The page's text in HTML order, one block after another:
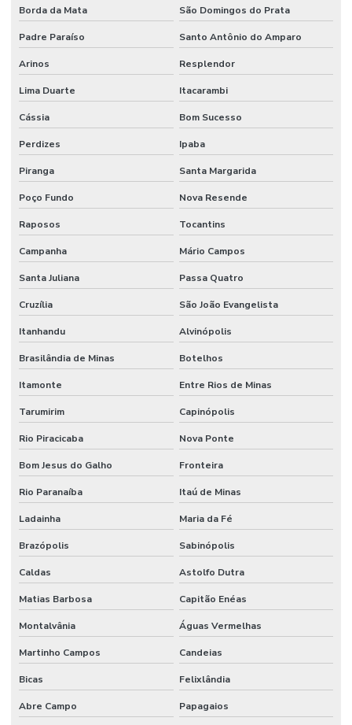
Retrofit de equipamentos industriais
Retrofit de instalações
Serviço Completo De Limpeza Corporativa
Serviço De Conservação
Serviço De Limpeza De Escritórios
Serviço De Limpeza Regular E Programada
Serviço De Manutenção Predial Completo
Serviço De Manutenção Preditiva
Serviço De Manutenção Preventiva Para Máquinas
Serviço De Pintura Em Edificações
Serviço especializado de elétrica
Serviço Especializado Em Manutenção Preventiva
Serviço especializado de engenharia
Serviço de facilities industrial
Serviço de infraestrutura
Serviço de manutenção
Serviço de manutenção industrial
Serviço de montagem industrial
Serviços De Impermeabilização Predial
Serviços De Manutenção Predial De Qualidade
Serviços De Manutenção Preventiva
Borda da Mata São Domingos do Prata
Padre Paraíso Santo Antônio do Amparo
Arinos Resplendor
Lima Duarte Itacarambi
Cássia Bom Sucesso
Perdizes Ipaba
Piranga Santa Margarida
Poço Fundo Nova Resende
Raposos Tocantins
Campanha Mário Campos
Santa Juliana Passa Quatro
Cruzília São João Evangelista
Itanhandu Alvinópolis
Brasilândia de Minas Botelhos
Itamonte Entre Rios de Minas
Tarumirim Capinópolis
Rio Piracicaba Nova Ponte
Bom Jesus do Galho Fronteira
Rio Paranaíba Itaú de Minas
Ladainha Maria da Fé
Brazópolis Sabinópolis
Caldas Astolfo Dutra
Matias Barbosa Capitão Enéas
Montalvânia Águas Vermelhas
Martinho Campos Candeias
Bicas Felixlândia
Abre Campo Papagaios